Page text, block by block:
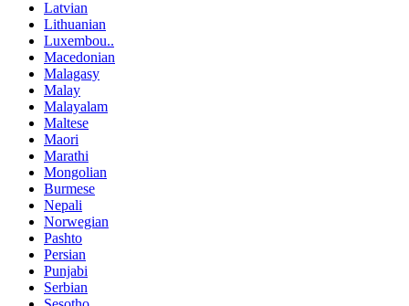
Latvian
Lithuanian
Luxembou..
Macedonian
Malagasy
Malay
Malayalam
Maltese
Maori
Marathi
Mongolian
Burmese
Nepali
Norwegian
Pashto
Persian
Punjabi
Serbian